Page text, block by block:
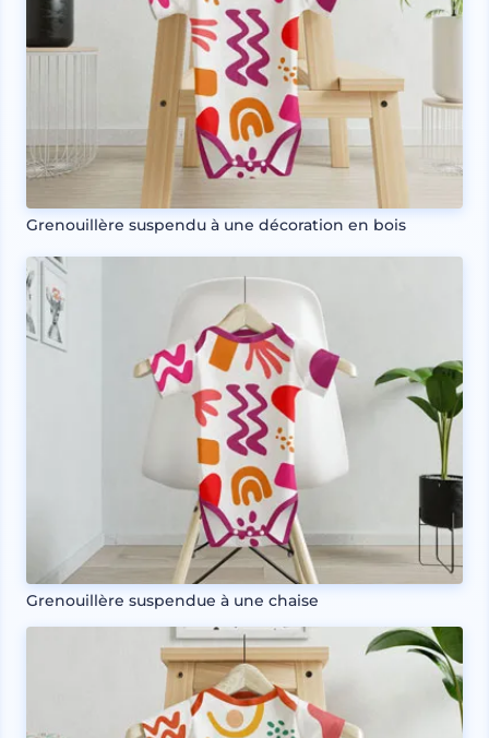
Grenouillère suspendu à une décoration en bois
Grenouillère suspendue à une chaise